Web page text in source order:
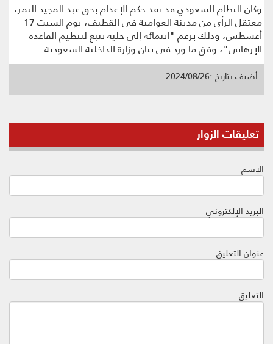
وكان النظام السعودي قد نفذ حكم الإعدام بحق عبد المجيد النمر،
معتقل الرأي من مدينة العوامية في القطيف، يوم السبت 17
أغسطس، وذلك بزعم "انتمائه إلى خلية تتبع لتنظيم القاعدة
الإرهابي"، وفق ما ورد في بيان وزارة الداخلية السعودية.
أضيف بتاريخ :2024/08/26
تعليقات الزوار
الإسم
البريد الإلكتروني
عنوان التعليق
التعليق